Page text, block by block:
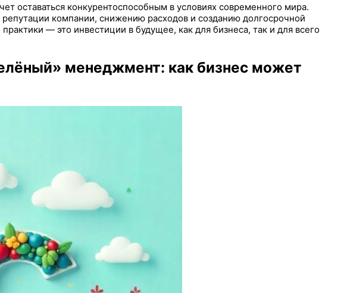
оставаться конкурентоспособным в условиях современного мира.
компании, снижению расходов и созданию долгосрочной
— это инвестиции в будущее, как для бизнеса, так и для всего
менеджмент: как бизнес может